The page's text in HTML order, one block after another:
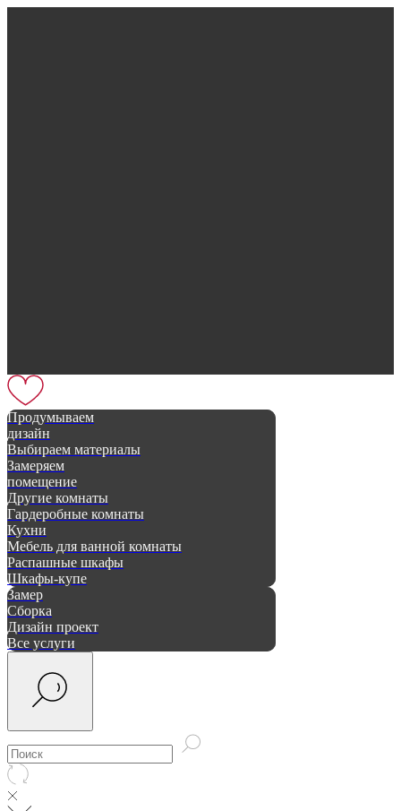
Продумываем
дизайн
Выбираем материалы
Замеряем
помещение
Другие комнаты
Гардеробные комнаты
Кухни
Мебель для ванной комнаты
Распашные шкафы
Шкафы-купе
Замер
Сборка
Дизайн проект
Все услуги